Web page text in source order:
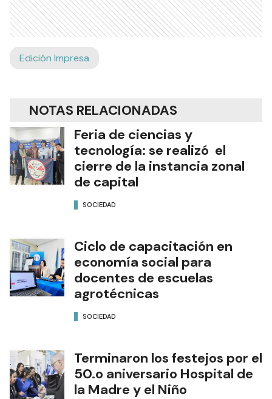
Edición Impresa
NOTAS RELACIONADAS
Feria de ciencias y
tecnología: se realizó el
cierre de la instancia zonal
de capital
SOCIEDAD
Ciclo de capacitación en
economía social para
docentes de escuelas
agrotécnicas
SOCIEDAD
Terminaron los festejos por el
50.o aniversario Hospital de
la Madre y el Niño